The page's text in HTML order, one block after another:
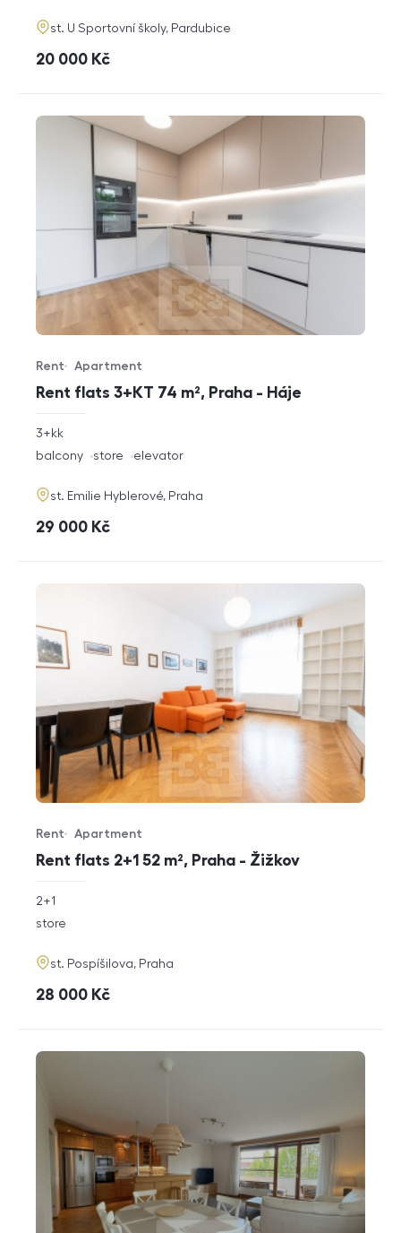
adresa
st. U Sportovní školy, Pardubice
cena
20 000 Kč
Rent flats 3+KT 74 m², Praha - Háje
Offer type
Rent
Property type
Apartment
rozměry
3+kk
funkce
balcony store elevator
adresa
st. Emilie Hyblerové, Praha
cena
29 000 Kč
Rent flats 2+1 52 m², Praha - Žižkov
Offer type
Rent
Property type
Apartment
rozměry
2+1
funkce
store
adresa
st. Pospíšilova, Praha
cena
28 000 Kč